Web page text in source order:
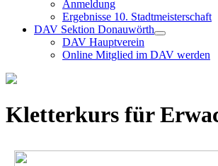
Anmeldung
Ergebnisse 10. Stadtmeisterschaft
DAV Sektion Donauwörth
DAV Hauptverein
Online Mitglied im DAV werden
Kletterkurs für